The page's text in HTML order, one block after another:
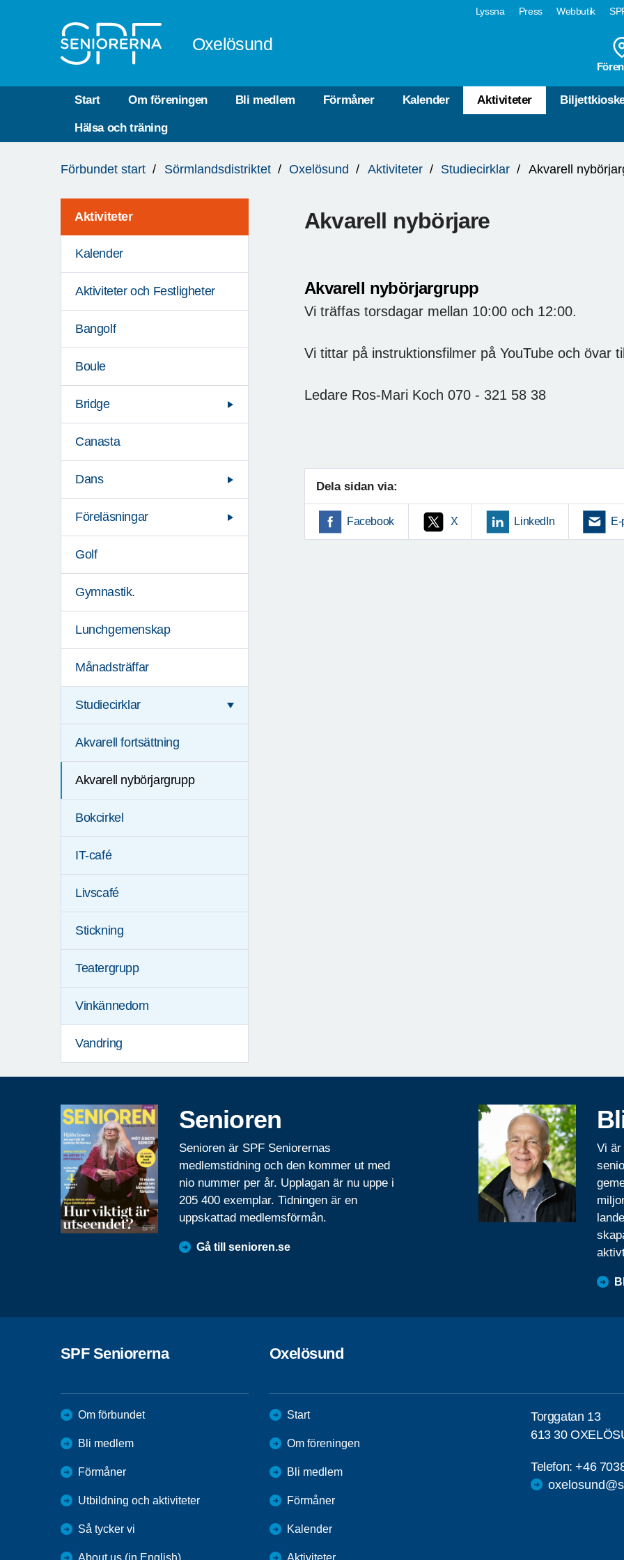
Lyssna Press Webbutik
Oxelösund
Start Om föreningen Bli medlem Förmåner Kalender Aktiviteter
Hälsa och träning
är
Förbundet start Sörmlandsdistriktet Oxelösund Aktiviteter Studiecirklar Akvarell
Aktiviteter
Kalender
Aktiviteter och Festligheter
Bangolf
Boule
Bridge
Canasta
Dans
Föreläsningar
Golf
Gymnastik.
Lunchgemenskap
Månadsträffar
Studiecirklar
Akvarell fortsättning
Akvarell nybörjargrupp
Bokcirkel
IT-café
Livscafé
Stickning
Teatergrupp
Vinkännedom
Vandring
Akvarell nybörjare
Akvarell nybörjargrupp
Vi träffas torsdagar mellan 10:00 och 12:00.
Vi tittar på instruktionsfilmer på YouTube och övar
Ledare Ros-Mari Koch 070 - 321 58 38
Dela sidan via:
Facebook X LinkedIn
Senioren
Senioren är SPF Seniorernas
medlemstidning och den kommer ut med
nio nummer per år. Upplagan är nu uppe i
205 400 exemplar. Tidningen är en
uppskattad medlemsförmån.
Gå till senioren.se
Vi är
SPF Seniorerna
Om förbundet
Bli medlem
Förmåner
Utbildning och aktiviteter
Så tycker vi
Oxelösund
Start
Om föreningen
Bli medlem
Förmåner
Kalender
Torggatan 13
613 30
Telefon:+46